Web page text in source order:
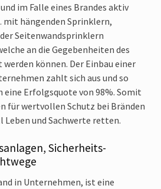
im Falle eines Brandes aktiv
mit hängenden Sprinklern,
Seitenwand­sprinklern
an die Gegeben­heiten des
können. Der Einbau einer
zahlt sich aus und so
eine Erfolgsquote von 98%. Somit
für wertvollen Schutz bei Bränden
und Sachwerte retten.
Sicherheits­
in Unternehmen, ist eine